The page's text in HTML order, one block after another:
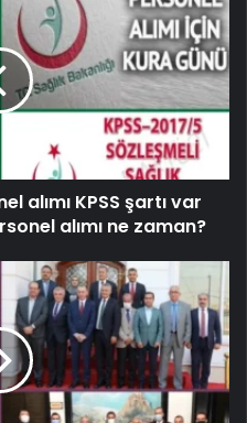
alımı KPSS şartı var
alımı ne zaman?